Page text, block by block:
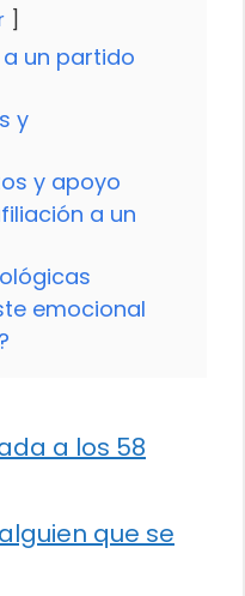
un partido
y
y apoyo
a un
emocional
a los 58
que se